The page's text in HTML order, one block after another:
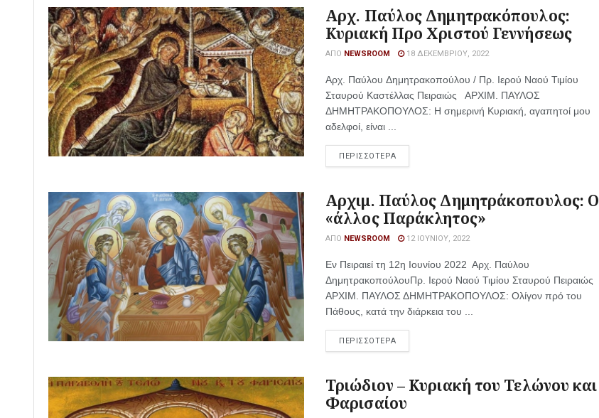
Αρχ. Παύλος Δημητρακόπουλος:
Κυριακή Προ Χριστού Γεννήσεως
ΑΠΌ NEWSROOM 18 ΔΕΚΕΜΒΡΊΟΥ, 2022
Αρχ. Παύλου Δημητρακοπούλου / Πρ. Ιερού Ναού Τιμίου
Σταυρού Καστέλλας Πειραιώς ΑΡΧΙΜ. ΠΑΥΛΟΣ
ΔΗΜΗΤΡΑΚΟΠΟΥΛΟΣ: Η σημερινή Κυριακή, αγαπητοί μου
αδελφοί, είναι ...
ΠΕΡΙΣΣΟΤΕΡΑ
Αρχιμ. Παύλος Δημητράκοπουλος: Ο
«άλλος Παράκλητος»
ΑΠΌ NEWSROOM 12 ΙΟΥΝΊΟΥ, 2022
Εν Πειραιεί τη 12η Ιουνίου 2022 Αρχ. Παύλου
ΔημητρακοπούλουΠρ. Ιερού Ναού Τιμίου Σταυρού Πειραιώς
ΑΡΧΙΜ. ΠΑΥΛΟΣ ΔΗΜΗΤΡΑΚΟΠΟΥΛΟΣ: Ολίγον πρό του
Πάθους, κατά την διάρκεια του ...
ΠΕΡΙΣΣΟΤΕΡΑ
Τριώδιον – Κυριακή του Τελώνου και
Φαρισαίου